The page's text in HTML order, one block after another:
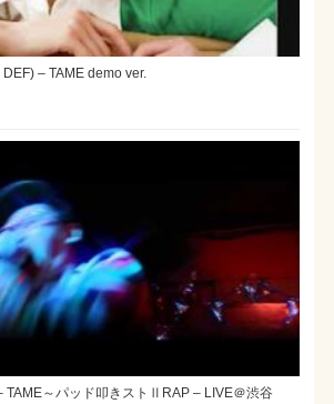
– TAME demo ver.
TAME～パッド叩きストⅡRAP – LIVE＠渋谷